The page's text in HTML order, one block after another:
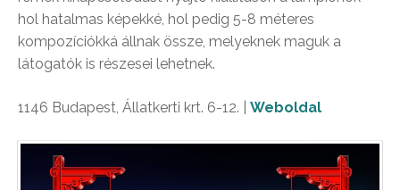
hol hatalmas képekké, hol pedig 5-8 méteres
kompozíciókká állnak össze, melyeknek maguk a
látogatók is részesei lehetnek.
1146 Budapest, Állatkerti krt. 6-12. | Weboldal